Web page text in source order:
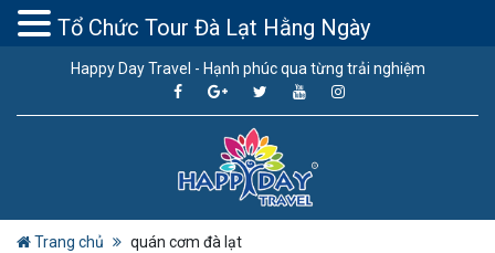
Happy Day Travel - Hạnh phúc qua từng trải nghiệm
Trang chủ quán cơm đà lạt
Tổ Chức Tour Đà Lạt Hằng Ngày